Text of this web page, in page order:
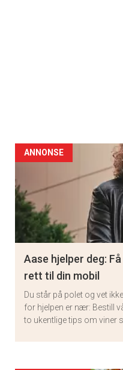
ANNONSE
Aase hjelper deg:
rett til din mobil
Du står på polet og vet
for hjelpen er nær: Bestill
to ukentlige tips om viner